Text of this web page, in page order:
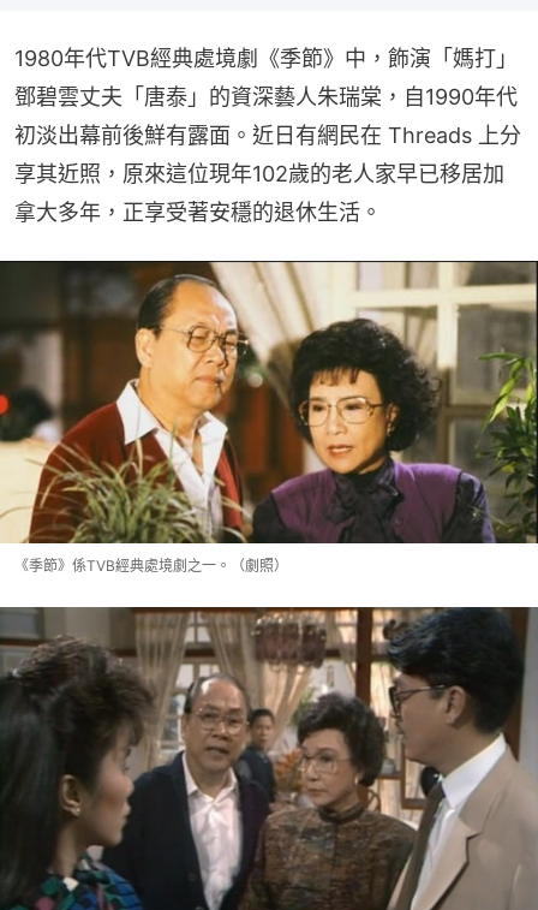
1980年代TVB經典處境劇《季節》中，飾演「媽打」
鄧碧雲丈夫「唐泰」的資深藝人朱瑞棠，自1990年代
初淡出幕前後鮮有露面。近日有網民在 Threads 上分
享其近照，原來這位現年102歲的老人家早已移居加
拿大多年，正享受著安穩的退休生活。
《季節》係TVB經典處境劇之一。（劇照）